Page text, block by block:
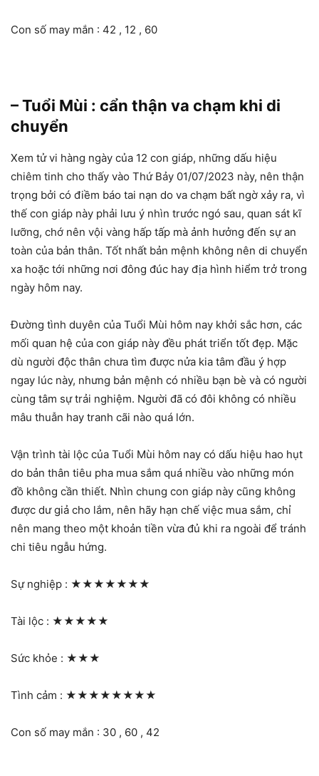
Con số may mắn : 42 , 12 , 60
– Tuổi Mùi : cẩn thận va chạm khi di
chuyển
Xem tử vi hàng ngày của 12 con giáp, những dấu hiệu
chiêm tinh cho thấy vào Thứ Bảy 01/07/2023 này, nên thận
trọng bởi có điềm báo tai nạn do va chạm bất ngờ xảy ra, vì
thế con giáp này phải lưu ý nhìn trước ngó sau, quan sát kĩ
lưỡng, chớ nên vội vàng hấp tấp mà ảnh hưởng đến sự an
toàn của bản thân. Tốt nhất bản mệnh không nên di chuyển
xa hoặc tới những nơi đông đúc hay địa hình hiểm trở trong
ngày hôm nay.
Đường tình duyên của Tuổi Mùi hôm nay khởi sắc hơn, các
mối quan hệ của con giáp này đều phát triển tốt đẹp. Mặc
dù người độc thân chưa tìm được nửa kia tâm đầu ý hợp
ngay lúc này, nhưng bản mệnh có nhiều bạn bè và có người
cùng tâm sự trải nghiệm. Người đã có đôi không có nhiều
mâu thuẫn hay tranh cãi nào quá lớn.
Vận trình tài lộc của Tuổi Mùi hôm nay có dấu hiệu hao hụt
do bản thân tiêu pha mua sắm quá nhiều vào những món
đồ không cần thiết. Nhìn chung con giáp này cũng không
được dư giả cho lắm, nên hãy hạn chế việc mua sắm, chỉ
nên mang theo một khoản tiền vừa đủ khi ra ngoài để tránh
chi tiêu ngẫu hứng.
Sự nghiệp : ★★★★★★★
Tài lộc : ★★★★★
Sức khỏe : ★★★
Tình cảm : ★★★★★★★★
Con số may mắn : 30 , 60 , 42